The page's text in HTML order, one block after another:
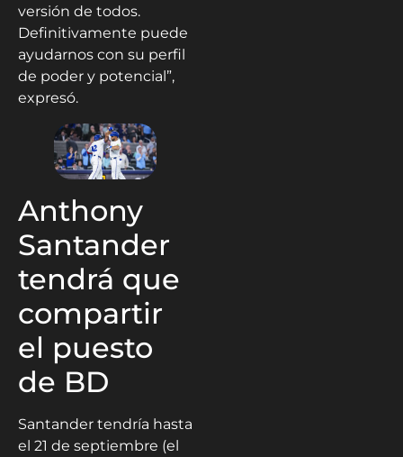
versión de todos.
Definitivamente puede
ayudarnos con su perfil
de poder y potencial”,
expresó.
Anthony
Santander
tendrá que
compartir
el puesto
de BD
Santander tendría hasta
el 21 de septiembre (el